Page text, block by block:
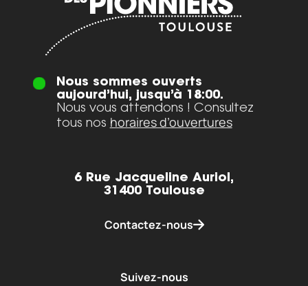
Nous sommes ouverts
aujourd’hui, jusqu’à 18:00.
Nous vous attendons ! Consultez
tous nos horaires d’ouvertures
6 Rue Jacqueline Auriol,
31400 Toulouse
Contactez-nous
Suivez-nous